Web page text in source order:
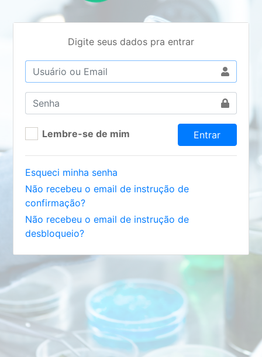
Digite seus dados pra entrar
Lembre-se de mim
Esqueci minha senha
Não recebeu o email de instrução de
confirmação?
Não recebeu o email de instrução de
desbloqueio?